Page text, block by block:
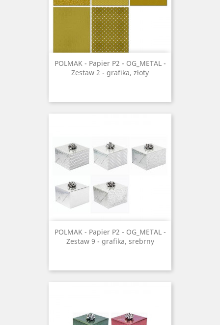
POLMAK - Papier P2 - OG_METAL -
Zestaw 2 - grafika, złoty
POLMAK - Papier P2 - OG_METAL -
Zestaw 9 - grafika, srebrny